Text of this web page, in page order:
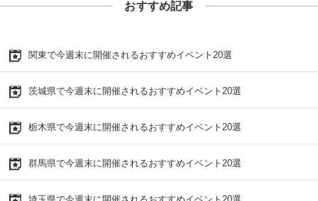
おすすめ記事
関東で今週末に開催されるおすすめイベント20選
茨城県で今週末に開催されるおすすめイベント20選
栃木県で今週末に開催されるおすすめイベント20選
群馬県で今週末に開催されるおすすめイベント20選